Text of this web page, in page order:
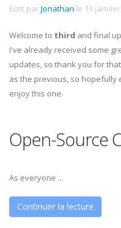
Écrit parJonathan le 13
Welcome to third and final
I've already received some
updates, so thank you for
as the previous, so hopefully
enjoy this one.
Open-Source
As everyone ...
Continuer la lecture